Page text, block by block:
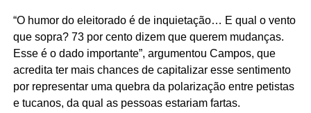
“O humor do eleitorado é de inquietação… E qual o vento
que sopra? 73 por cento dizem que querem mudanças.
Esse é o dado importante”, argumentou Campos, que
acredita ter mais chances de capitalizar esse sentimento
por representar uma quebra da polarização entre petistas
e tucanos, da qual as pessoas estariam fartas.